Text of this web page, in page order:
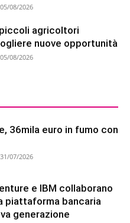
05/08/2026
agricoltori
nuove opportunità
05/08/2026
36mila euro in fumo con
31/07/2026
e IBM collaborano
piattaforma bancaria
generazione